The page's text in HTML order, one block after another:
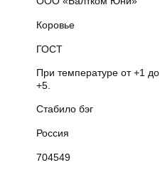
Коровье
ГОСТ
При температуре от +1 до
+5.
Стабило бэг
Россия
704549